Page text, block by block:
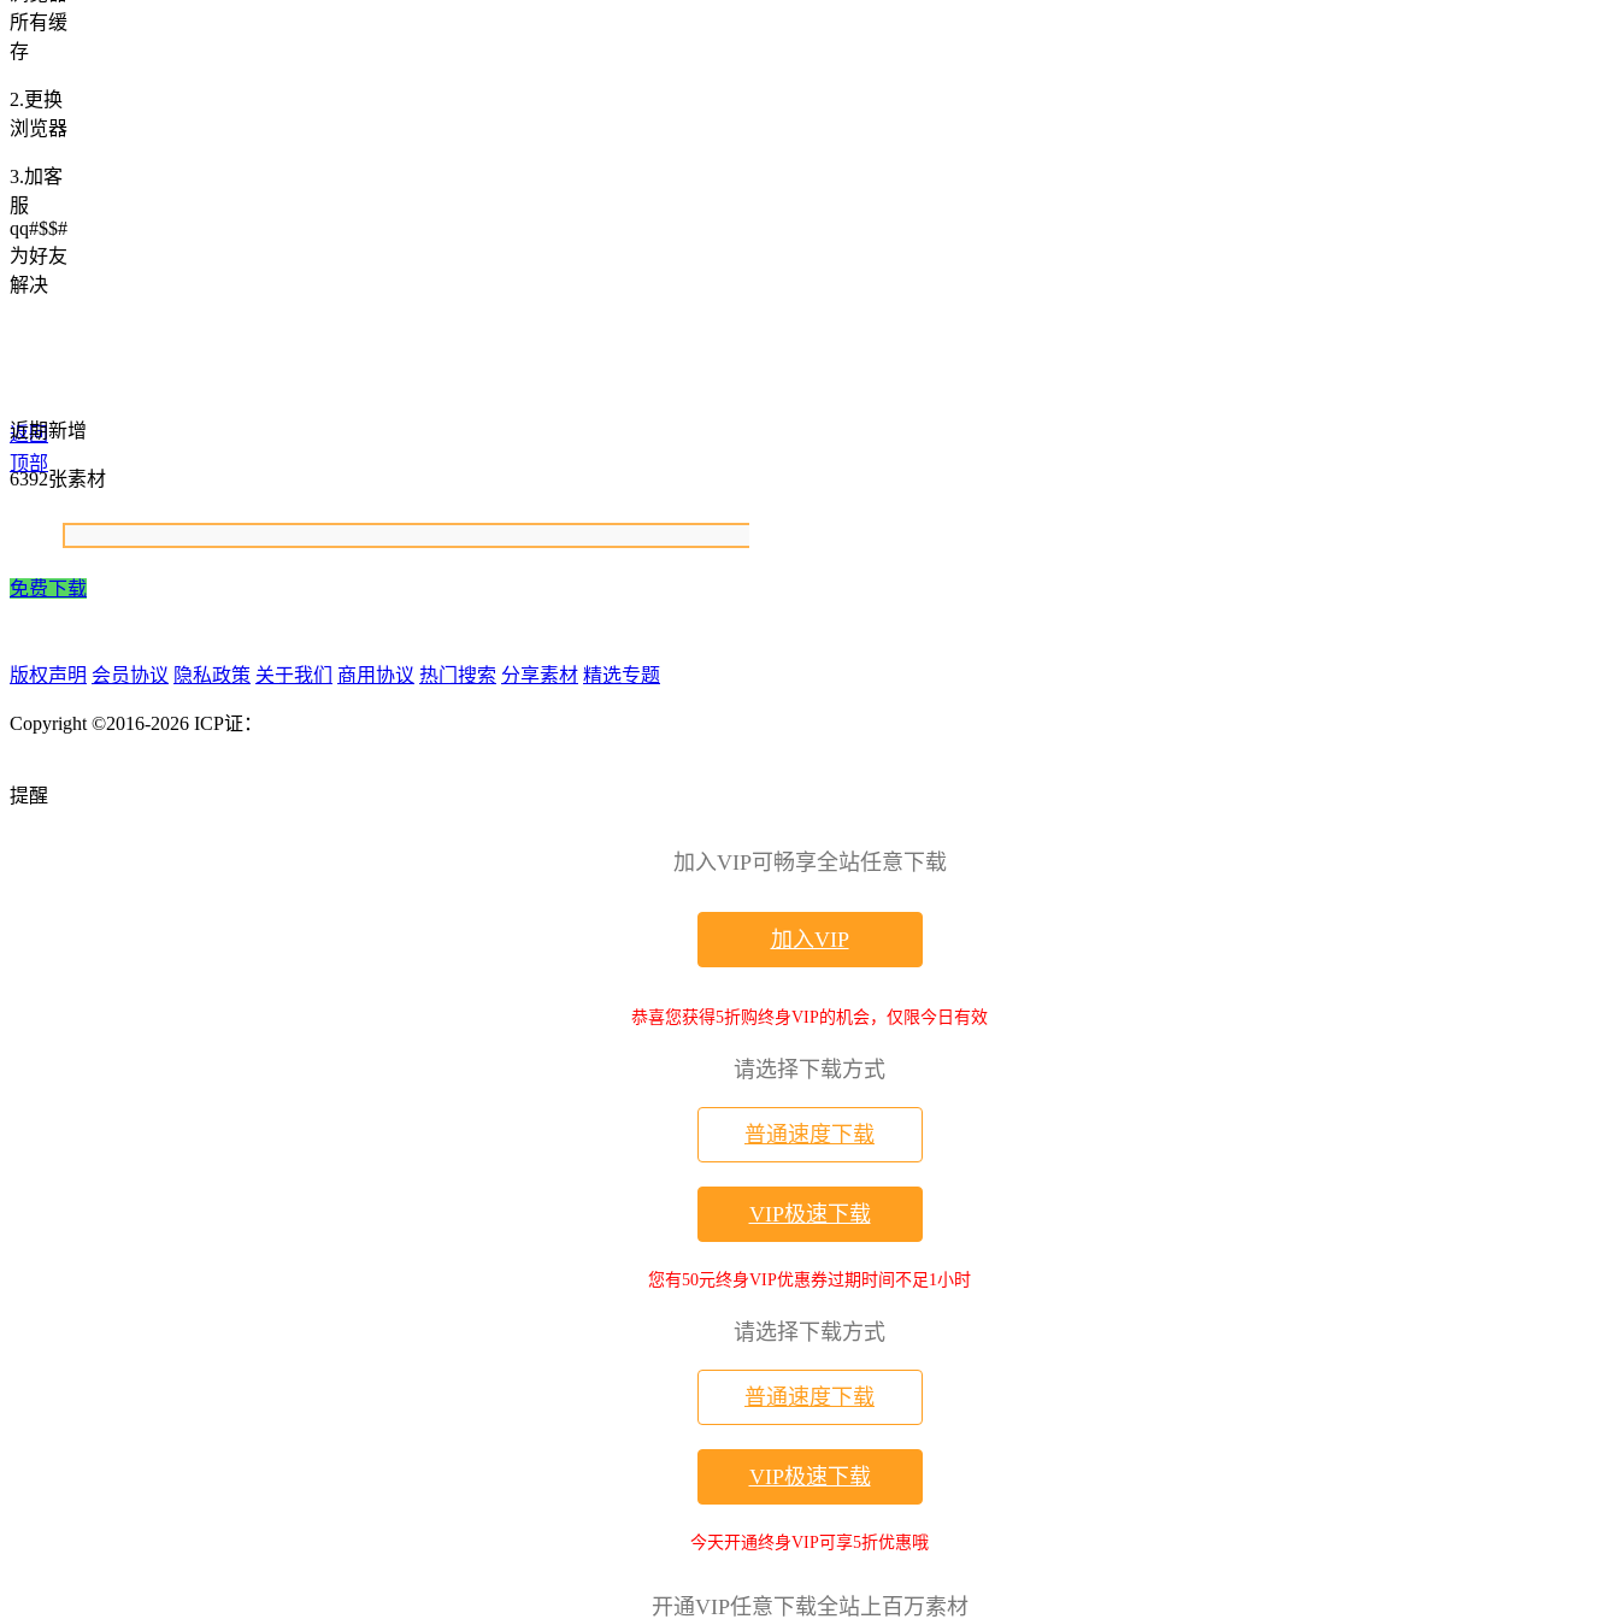
所有缓
存
2.更换
浏览器
3.加客
服
qq#$$#
为好友
解决
返回
顶部
近期新增
6392张素材
免费下载
版权声明 会员协议 隐私政策 关于我们 商用协议 热门搜索 分享素材 精选专题
Copyright ©2016-2026 ICP证：
提醒
加入VIP可畅享全站任意下载
加入VIP
恭喜您获得5折购终身VIP的机会，仅限今日有效
请选择下载方式
普通速度下载
VIP极速下载
您有50元终身VIP优惠券过期时间不足1小时
请选择下载方式
普通速度下载
VIP极速下载
今天开通终身VIP可享5折优惠哦
开通VIP任意下载全站上百万素材